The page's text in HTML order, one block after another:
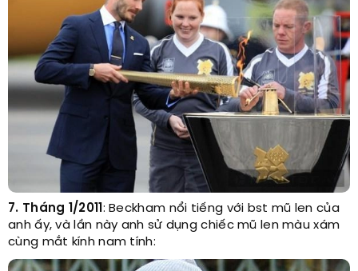
7. Tháng 1/2011 : Beckham nổi tiếng với bst mũ len của
anh ấy, và lần này anh sử dụng chiếc mũ len màu xám
cùng mắt kính nam tính: